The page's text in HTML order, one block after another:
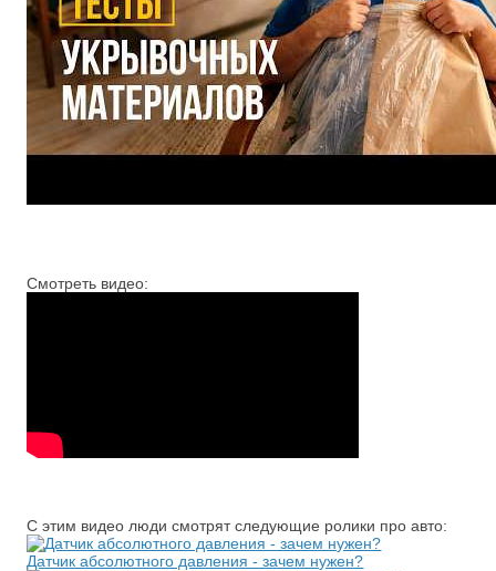
Смотреть видео:
С этим видео люди смотрят следующие ролики про авто:
Датчик абсолютного давления - зачем нужен?